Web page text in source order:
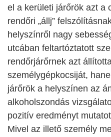
el a kerületi járőrök azt a
rendőri „állj”
helyszínről nagy
utcában feltartóztatott
rendőrjárőrnek azt
személygépkocsiját,
járőrök a helyszínen az
alkoholszondás
pozitív eredményt
Mivel az illető személy